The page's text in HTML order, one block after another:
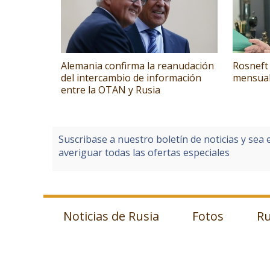
Alemania confirma la reanudación
del intercambio de información
entre la OTAN y Rusia
Suscribase a nuestro boletín de noticias y sea
averiguar todas las ofertas especiales
Noticias de Rusia Fotos